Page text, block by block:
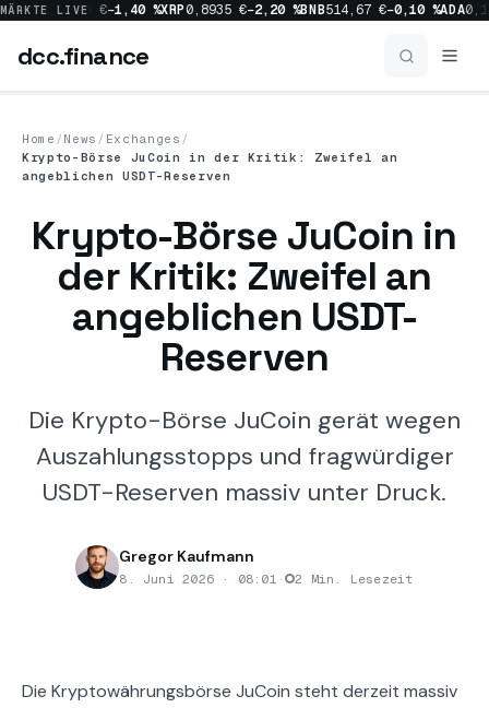
MÄRKTE LIVE
%SOL63,05 € −1,40 % XRP0,8935 € −2,20 % BNB514,67 € −0,10 % ADA
dcc.finance
Home / News / Exchanges /
Krypto-Börse JuCoin in der Kritik: Zweifel an
angeblichen USDT-Reserven
Krypto-Börse JuCoin in
der Kritik: Zweifel an
angeblichen USDT-
Reserven
Die Krypto-Börse JuCoin gerät wegen
Auszahlungsstopps und fragwürdiger
USDT-Reserven massiv unter Druck.
Gregor Kaufmann
8. Juni 2026 · 08:01 · 2 Min. Lesezeit
Die Kryptowährungsbörse JuCoin steht derzeit massiv
dcc.finance
News
Alle News
Crypto
Regulation